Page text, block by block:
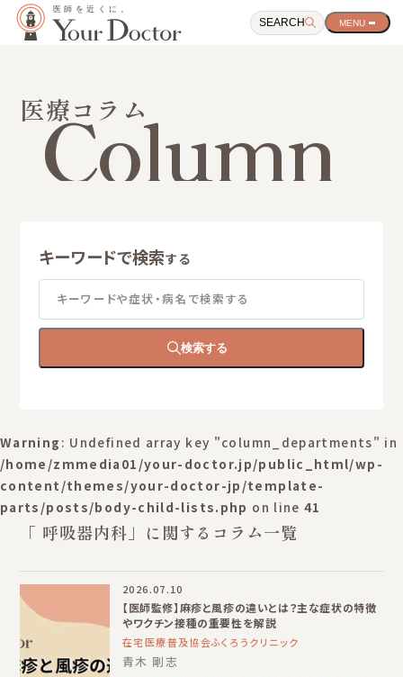
SEARCH
サ
Column
医療コラム
キーワードで検索する
キーワードや症状・病名で検索する
検索する
Warning : Undefined array key "column_departments" in
/home/zmmedia01/your-doctor.jp/public_html/wp-
content/themes/your-doctor-jp/template-
parts/posts/body-child-lists.php on line41
「 呼吸器内科」に関するコラム一覧
2026.07.10
【医師監修】麻疹と風疹の違いとは？主な症状の特徴
やワクチン接種の重要性を解説
在宅医療普及協会ふくろうクリニック
青木 剛志